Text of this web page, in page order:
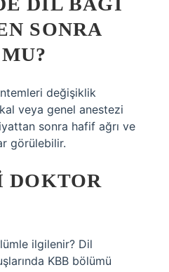
SONRA
değişiklik
veya genel anestezi
sonra hafif ağrı ve
görülebilir.
DOKTOR
ilgilenir? Dil
KBB bölümü